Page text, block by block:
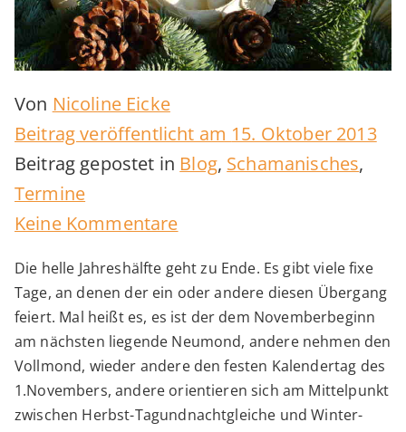
Von Nicoline Eicke
Beitrag veröffentlicht am 15. Oktober 2013
Beitrag gepostet in Blog, Schamanisches,
Termine
Keine Kommentarezu
Die helle Jahreshälfte geht zu Ende. Es gibt viele fixe
Tage, an denen der ein oder andere diesen Übergang
feiert. Mal heißt es, es ist der dem Novemberbeginn
am nächsten liegende Neumond, andere nehmen den
Vollmond, wieder andere den festen Kalendertag des
1.Novembers, andere orientieren sich am Mittelpunkt
zwischen Herbst-Tagundnachtgleiche und Winter-